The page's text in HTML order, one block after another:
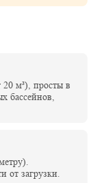
м³), просты в
бассейнов,
от загрузки.